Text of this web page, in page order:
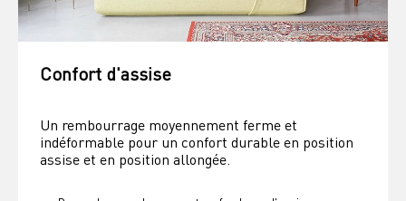
Confort d'assise
Un rembourrage moyennement ferme et
indéformable pour un confort durable en position
assise et en position allongée.